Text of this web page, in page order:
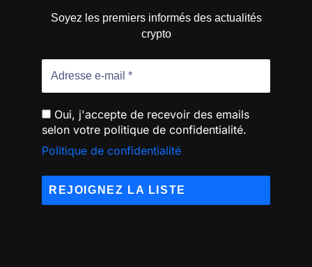
Soyez les premiers informés des actualités
crypto
Oui, j'accepte de recevoir des emails
selon votre politique de confidentialité.
Politique de confidentialité